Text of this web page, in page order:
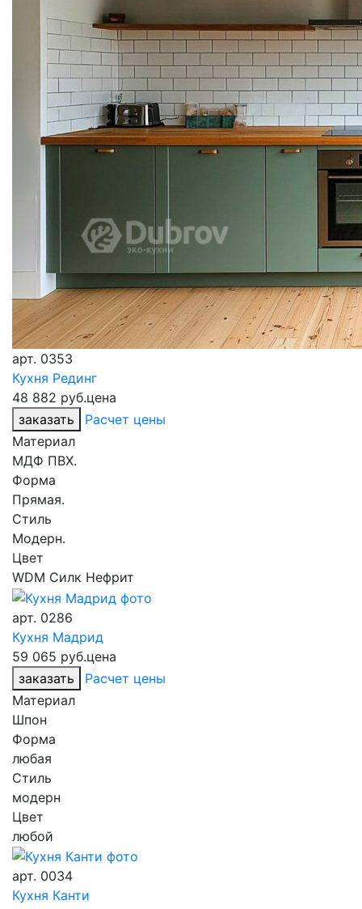
арт. 0353
Кухня Рединг
48 882 руб.цена
заказать
Расчет цены
Материал
МДФ ПВХ.
Форма
Прямая.
Стиль
Модерн.
Цвет
WDM Силк Нефрит
арт. 0286
Кухня Мадрид
59 065 руб.цена
заказать
Расчет цены
Материал
Шпон
Форма
любая
Стиль
модерн
Цвет
любой
арт. 0034
Кухня Канти